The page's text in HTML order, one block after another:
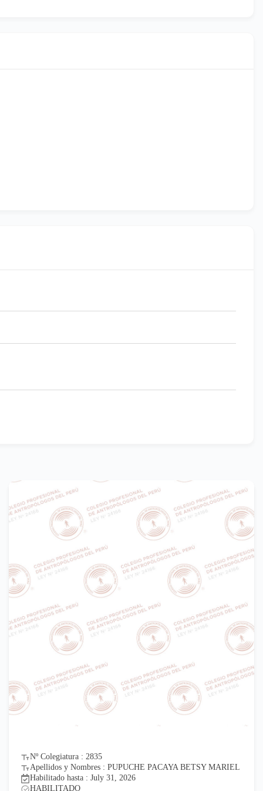
Nº Colegiatura : 2835
Apellidos y Nombres : PUPUCHE PACAYA BETSY MARIEL
Habilitado hasta : July 31, 2026
HABILITADO